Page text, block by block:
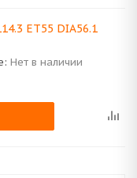
ET55 DIA56.1
Нет в наличии